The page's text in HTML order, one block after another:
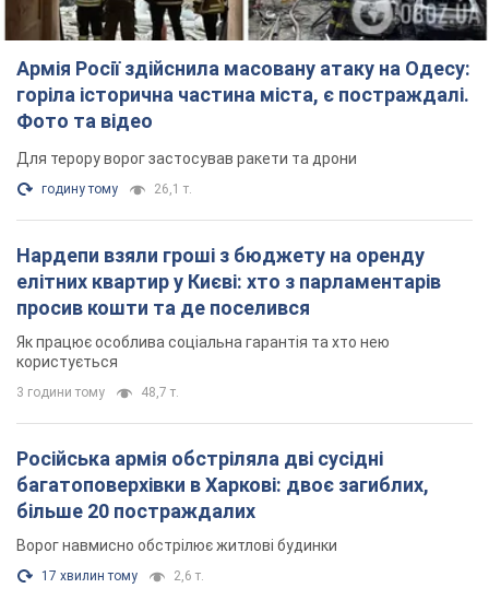
Армія Росії здійснила масовану атаку на Одесу:
горіла історична частина міста, є постраждалі.
Фото та відео
Для терору ворог застосував ракети та дрони
годину тому 26,1 т.
Нардепи взяли гроші з бюджету на оренду
елітних квартир у Києві: хто з парламентарів
просив кошти та де поселився
Як працює особлива соціальна гарантія та хто нею
користується
3 години тому 48,7 т.
Російська армія обстріляла дві сусідні
багатоповерхівки в Харкові: двоє загиблих,
більше 20 постраждалих
Ворог навмисно обстрілює житлові будинки
17 хвилин тому 2,6 т.